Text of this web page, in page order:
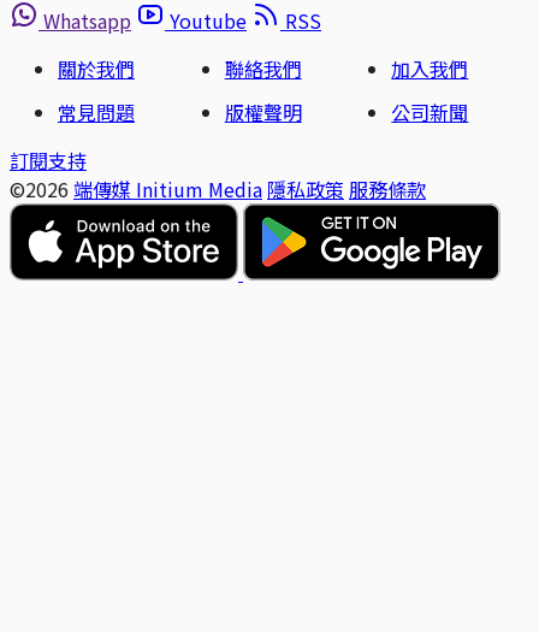
Whatsapp Youtube
RSS
關於我們
聯絡我們
加入我們
常見問題
版權聲明
公司新聞
訂閱支持
©2026 端傳媒 Initium Media 隱私政策 服務條款